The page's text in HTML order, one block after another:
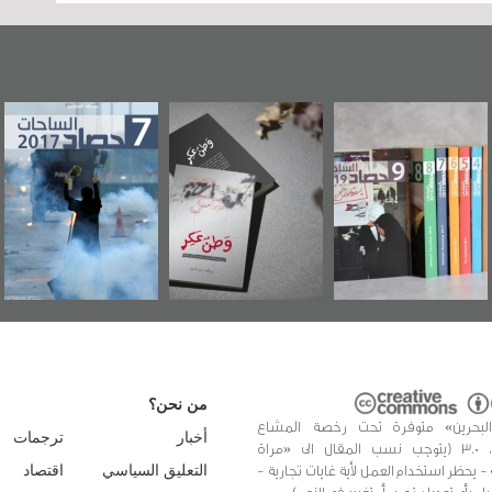
«وطن عكر» رواية
جديدة لمعتقل
عسكري تصدر عن
«مرآة البحرين»
حصاد 2017
عاشوراء
ويكيليكس
الأمريكية
متوفرة تحت رخصة المشاع
الإبداعي، 3.0 (يتوجب نسب المقال الى «مراة
- يحظر استخدام العمل لأية غايات تجارية -
من نحن؟
أخبار
التعليق السياسي
ترجمات
اقتصاد